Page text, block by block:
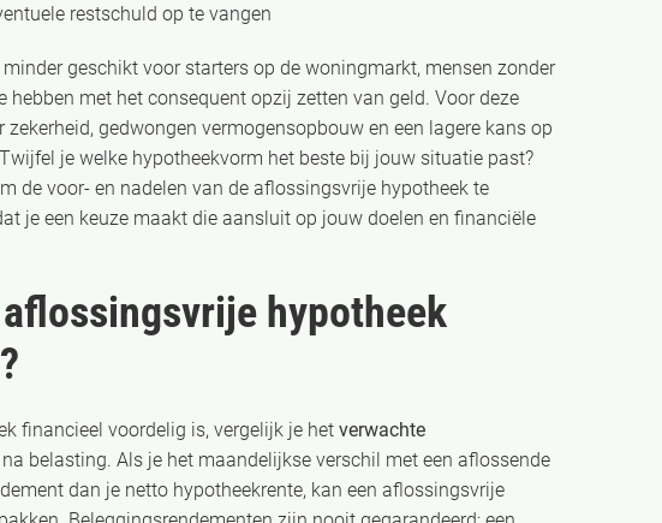
restschuld op te vangen
geschikt voor starters op de woningmarkt, mensen zonder
met het consequent opzij zetten van geld. Voor deze
zekerheid, gedwongen vermogensopbouw en een lagere kans op
je welke hypotheekvorm het beste bij jouw situatie past?
de voor- en nadelen van de aflossingsvrije hypotheek te
je een keuze maakt die aansluit op jouw doelen en financiële
hypotheek
financieel voordelig is, vergelijk je het verwachte
belasting. Als je het maandelijkse verschil met een aflossende
dan je netto hypotheekrente, kan een aflossingsvrije